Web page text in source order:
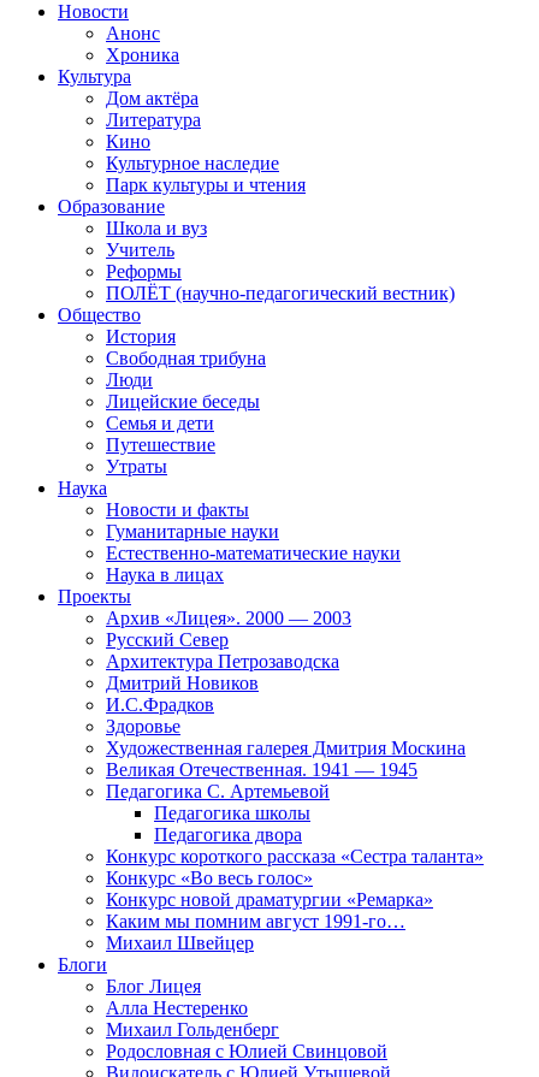
Новости
Анонс
Хроника
Культура
Дом актёра
Литература
Кино
Культурное наследие
Парк культуры и чтения
Образование
Школа и вуз
Учитель
Реформы
ПОЛЁТ (научно-педагогический вестник)
Общество
История
Свободная трибуна
Люди
Лицейские беседы
Семья и дети
Путешествие
Утраты
Наука
Новости и факты
Гуманитарные науки
Естественно-математические науки
Наука в лицах
Проекты
Архив «Лицея». 2000 — 2003
Русский Север
Архитектура Петрозаводска
Дмитрий Новиков
И.С.Фрадков
Здоровье
Художественная галерея Дмитрия Москина
Великая Отечественная. 1941 — 1945
Педагогика С. Артемьевой
Педагогика школы
Педагогика двора
Конкурс короткого рассказа «Сестра таланта»
Конкурс «Во весь голос»
Конкурс новой драматургии «Ремарка»
Каким мы помним август 1991-го…
Михаил Швейцер
Блоги
Блог Лицея
Алла Нестеренко
Михаил Гольденберг
Родословная с Юлией Свинцовой